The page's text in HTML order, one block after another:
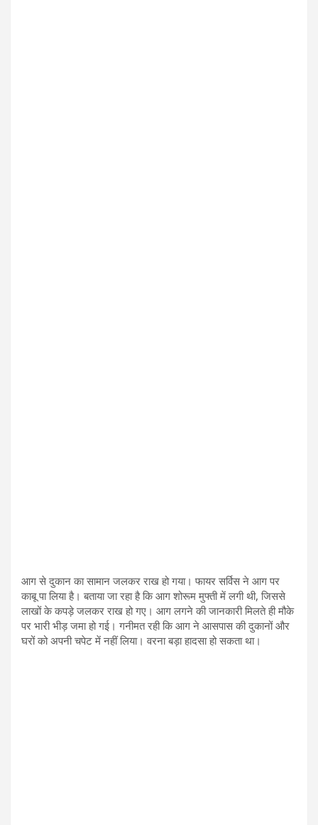
आग से दुकान का सामान जलकर राख हो गया। फायर सर्विस ने आग पर
काबू पा लिया है। बताया जा रहा है कि आग शोरूम मुफ्ती में लगी थी, जिससे
लाखों के कपड़े जलकर राख हो गए। आग लगने की जानकारी मिलते ही मौके
पर भारी भीड़ जमा हो गई। गनीमत रही कि आग ने आसपास की दुकानों और
घरों को अपनी चपेट में नहीं लिया। वरना बड़ा हादसा हो सकता था।